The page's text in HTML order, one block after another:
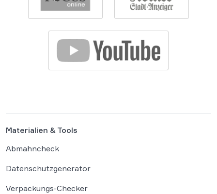
Materialien & Tools
Abmahncheck
Datenschutzgenerator
Verpackungs-Checker